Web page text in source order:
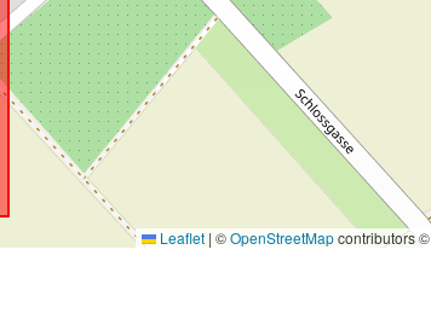
Leaflet | ©OpenStreetMapcontributors ©